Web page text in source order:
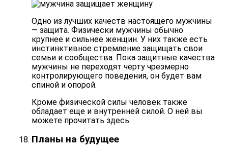
Одно из лучших качеств настоящего мужчины
— защита. Физически мужчины обычно
крупнее и сильнее женщин. У них также есть
инстинктивноестремление защищать свои
семьи и сообщества. Пока защитные качества
мужчины не переходят черту чрезмерно
контролирующего поведения, он будет вам
спиной и опорой.
Кроме физической силы человек также
обладает еще и внутренней силой. О ней вы
можете прочитатьздесь.
Планы на будущее